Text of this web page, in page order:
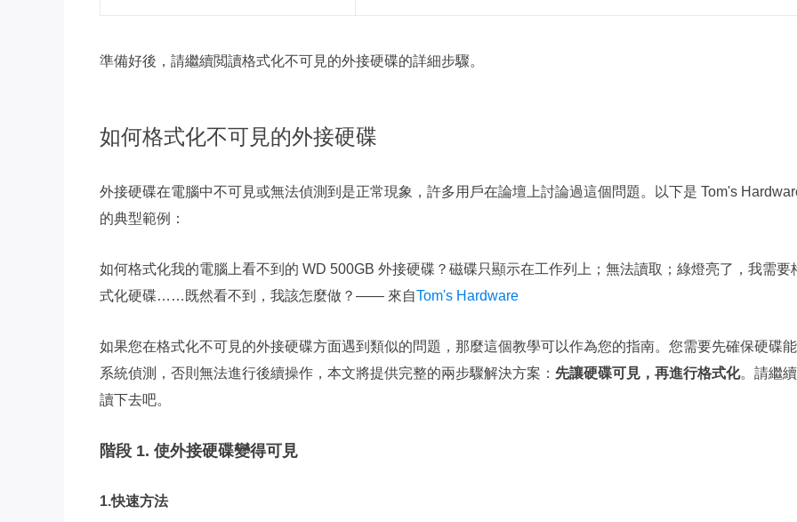
準備好後，請繼續閲讀格式化不可見的外接硬碟的詳細步驟。
如何格式化不可見的外接硬碟
外接硬碟在電腦中不可見或無法偵測到是正常現象，許多用戶在論壇上討論過這個問題。以下是 Tom's
的典型範例：
如何格式化我的電腦上看不到的 WD 500GB 外接硬碟？磁碟只顯示在工作列上；無法讀取；綠燈亮了，我需要
式化硬碟……既然看不到，我該怎麼做？—— 來自Tom's Hardware
如果您在格式化不可見的外接硬碟方面遇到類似的問題，那麼這個教學可以作為您的指南。您需要先確保硬碟
系統偵測，否則無法進行後續操作，本文將提供完整的兩步驟解決方案： 先讓硬碟可見，再進行格式化。請繼
讀下去吧。
階段 1. 使外接硬碟變得可見
1.快速方法